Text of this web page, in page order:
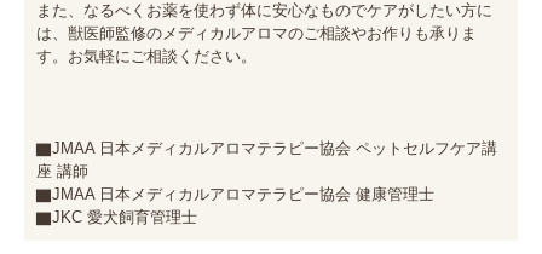
また、なるべくお薬を使わず体に安心なものでケアがしたい方に
は、獣医師監修のメディカルアロマのご相談やお作りも承りま
す。お気軽にご相談ください。
▇JMAA 日本メディカルアロマテラピー協会 ペットセルフケア講
座 講師
▇JMAA 日本メディカルアロマテラピー協会 健康管理士
▇JKC 愛犬飼育管理士